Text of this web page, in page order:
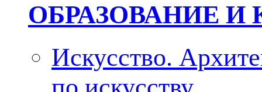
ОБРАЗОВАНИЕ И
Искусство.